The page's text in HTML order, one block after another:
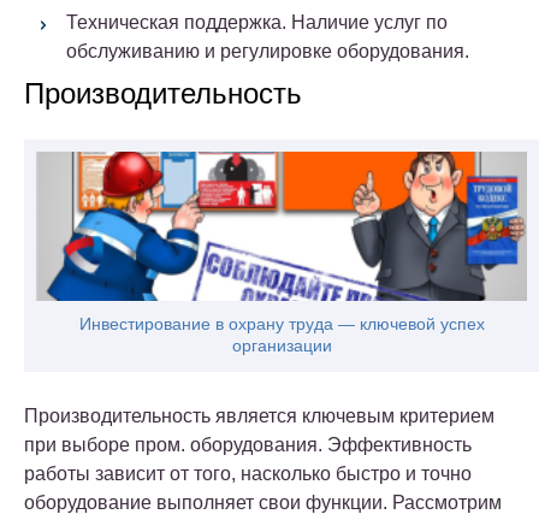
Техническая поддержка. Наличие услуг по
обслуживанию и регулировке оборудования.
Производительность
Инвестирование в охрану труда — ключевой успех
организации
Производительность является ключевым критерием
при выборе пром. оборудования. Эффективность
работы зависит от того, насколько быстро и точно
оборудование выполняет свои функции. Рассмотрим